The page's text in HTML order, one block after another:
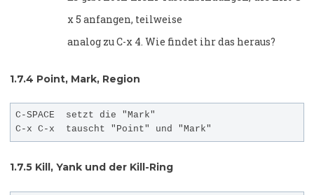
x 5 anfangen, teilweise
analog zu C-x 4. Wie findet ihr das heraus?
1.7.4 Point, Mark, Region
C-SPACE  setzt die "Mark"
1.7.5 Kill, Yank und der Kill-Ring